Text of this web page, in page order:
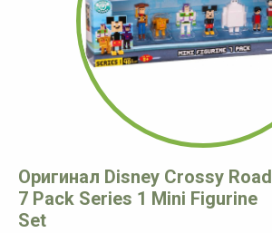
Оригинал Disney Crossy Road
7 Pack Series 1 Mini Figurine
Set